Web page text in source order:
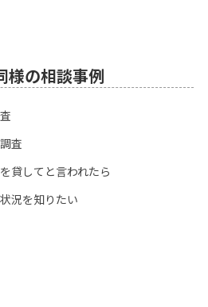
様の相談事例
査
貸してと言われたら
況を知りたい